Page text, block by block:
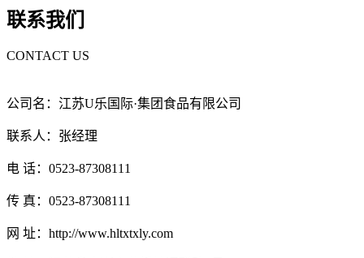
联系我们
CONTACT US
公司名：江苏U乐国际·集团食品有限公司
联系人：张经理
电 话：0523-87308111
传 真：0523-87308111
网 址：http://www.hltxtxly.com